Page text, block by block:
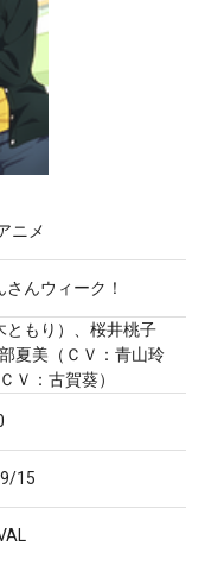
ニメ
んウィーク！
ともり）、桜井桃子
夏美（ＣＶ：青山玲
Ｖ：古賀葵）
15